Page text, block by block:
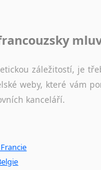
záležitostí, je
weby, které vám
kanceláří.